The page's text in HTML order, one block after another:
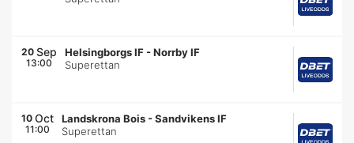
20 Sep
13:00
Helsingborgs IF -Norrby IF
Superettan
10 Oct
11:00
Landskrona Bois -Sandvikens IF
Superettan